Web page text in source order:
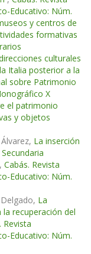
Educativo: Núm.
y centros de
formativas
culturales
Italia posterior a la
sobre Patrimonio
X
el patrimonio
y objetos
La inserción
, Cabás. Revista
Educativo: Núm.
La
la recuperación del
Revista
Educativo: Núm.